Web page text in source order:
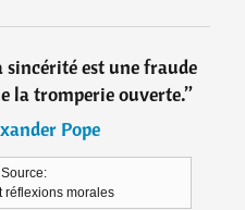
est une fraude
la tromperie ouverte.”
Pope
Source:
réflexions morales